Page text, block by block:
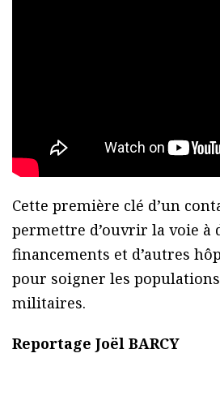
Cette première clé d’un
permettre d’ouvrir la voie à
financements et d’autres
pour soigner les
militaires.
Reportage Joël BARCY